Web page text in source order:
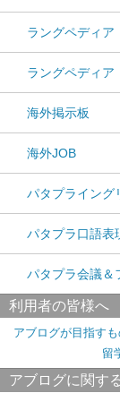
ラングペディア
ラングペディア
海外掲示板
海外JOB
パタプライング
パタプラ口語表
パタプラ会議＆
利用者の皆様へ
アブログが目指すも
留
アブログに関す